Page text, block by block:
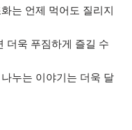
는 언제 먹어도 질리지
더욱 푸짐하게 즐길 수
누는 이야기는 더욱 달